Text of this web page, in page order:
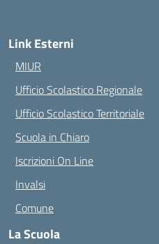
Link Esterni
MIUR
Ufficio Scolastico Regionale
Ufficio Scolastico Territoriale
Scuola in Chiaro
Iscrizioni On Line
Invalsi
Comune
La Scuola